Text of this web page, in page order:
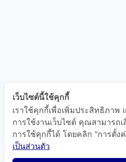
แผนที่นำทาง
เว็บไซต์นี้ใช้คุกกี้
เราใช้คุกกี้เพื่อเพิ่มประสิทธิภา
การใช้งานเว็บไซต์ คุณสามารถ
การใช้คุกกี้ได้ โดยคลิก "การตั้ง
เป็นส่วนตัว